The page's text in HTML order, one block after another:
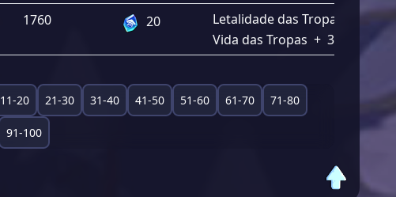
1760 20 Letalidade das Tropas
Vida das Tropas + 3.80%
11-20 21-30 31-40 41-50 51-60 61-70 71-80
91-100